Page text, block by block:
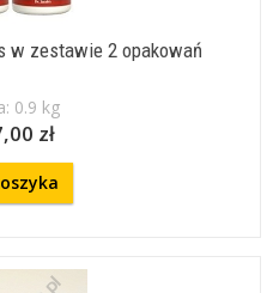
w zestawie 2 opakowań
0.9 kg
zł